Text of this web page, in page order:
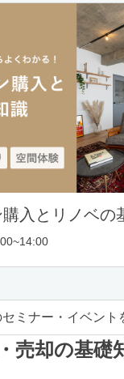
入とリノベの
ミナー・イベント
売却の基礎